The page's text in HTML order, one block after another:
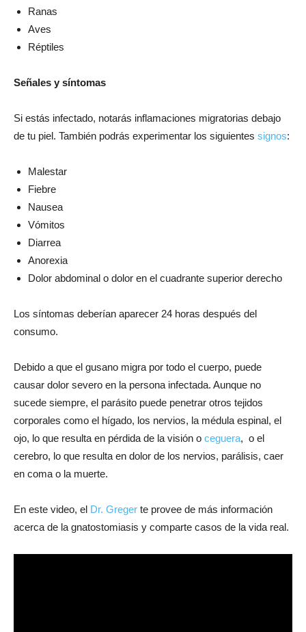
Ranas
Aves
Réptiles
Señales y síntomas
Si estás infectado, notarás inflamaciones migratorias debajo
de tu piel. También podrás experimentar los siguientes signos:
Malestar
Fiebre
Nausea
Vómitos
Diarrea
Anorexia
Dolor abdominal o dolor en el cuadrante superior derecho
Los síntomas deberían aparecer 24 horas después del
consumo.
Debido a que el gusano migra por todo el cuerpo, puede
causar dolor severo en la persona infectada. Aunque no
sucede siempre, el parásito puede penetrar otros tejidos
corporales como el hígado, los nervios, la médula espinal, el
ojo, lo que resulta en pérdida de la visión o ceguera, o el
cerebro, lo que resulta en dolor de los nervios, parálisis, caer
en coma o la muerte.
En este video, el Dr. Greger te provee de más información
acerca de la gnatostomiasis y comparte casos de la vida real.